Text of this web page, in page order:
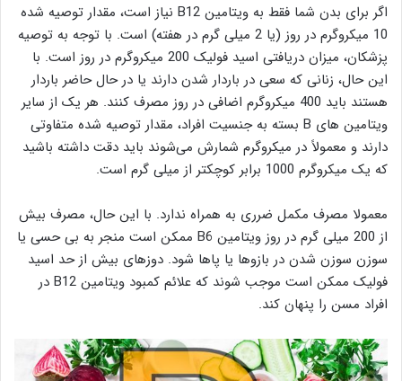
اگر برای بدن شما فقط به ویتامین B12 نیاز است، مقدار توصیه شده
10 میکروگرم در روز (یا 2 میلی گرم در هفته) است. با توجه به توصیه
پزشکان، میزان دریافتی اسید فولیک 200 میکروگرم در روز است. با
این حال، زنانی که سعی در باردار شدن دارند یا در حال حاضر باردار
هستند باید 400 میکروگرم اضافی در روز مصرف کنند. هر یک از سایر
ویتامین های B بسته به جنسیت افراد، مقدار توصیه شده متفاوتی
دارند و معمولاً در میکروگرم شمارش می‌شوند باید دقت داشته باشید
که یک میکروگرم 1000 برابر کوچکتر از میلی گرم است.
معمولا مصرف مکمل ضرری به همراه ندارد. با این حال، مصرف بیش
از 200 میلی گرم در روز ویتامین B6 ممکن است منجر به بی حسی یا
سوزن سوزن شدن در بازوها یا پاها شود. دوزهای بیش از حد اسید
فولیک ممکن است موجب شوند که علائم کمبود ویتامین B12 در
افراد مسن را پنهان کند.